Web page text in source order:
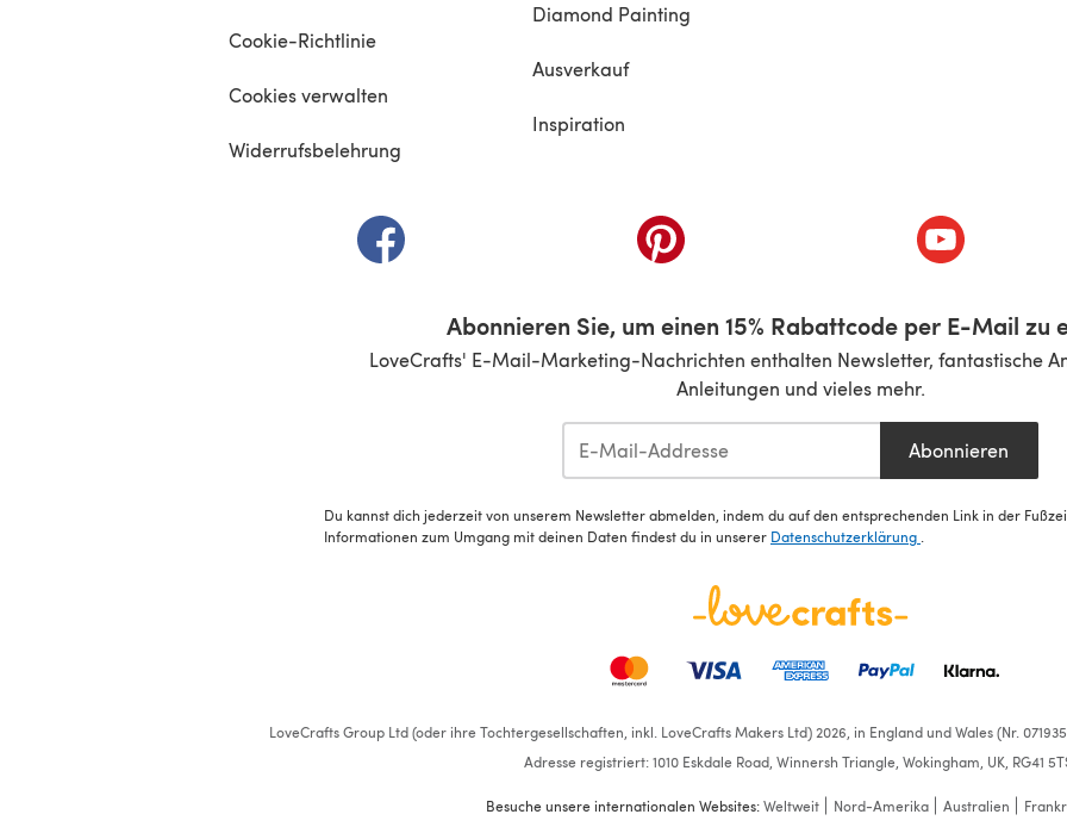
Cookie-Richtlinie
Cookies verwalten
Widerrufsbelehrung
Diamond Painting
Ausverkauf
Inspiration
(öffnet sich in einem neuen Tab)(öffnet sich in einem neuen Tab)(öffnet sich in
Abonnieren Sie, um einen 15% Rabattcode per E-Mail zu
LoveCrafts' E-Mail-Marketing-Nachrichten enthalten Newsletter, fantastische
Anleitungen und vieles mehr.
Abonnieren
Du kannst dich jederzeit von unserem Newsletter abmelden, indem du auf den entsprechenden Link in der
Informationen zum Umgang mit deinen Daten findest du in unserer Datenschutzerklärung
LoveCrafts Group Ltd (oder ihre Tochtergesellschaften, inkl. LoveCrafts Makers Ltd) 2026, in England und Wales (Nr.
Adresse registriert: 1010 Eskdale Road, Winnersh Triangle, Wokingham, UK, RG41
Besuche unsere internationalen Websites:Weltweit Nord-Amerika Australien